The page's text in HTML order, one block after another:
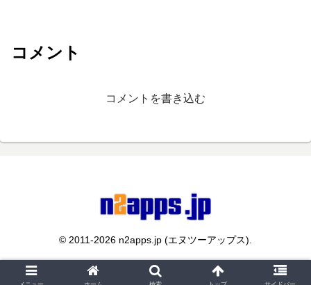
コメント
コメントを書き込む
© 2011-2026 n2apps.jp (エヌツーアップス).